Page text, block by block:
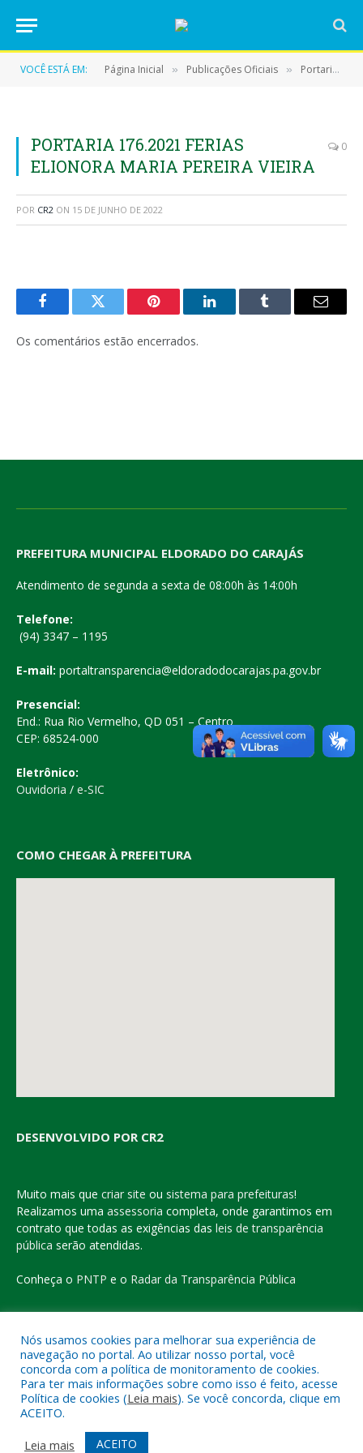
VOCÊ ESTÁ EM: Página Inicial » Publicações Oficiais » Portarias
PORTARIA 176.2021 FERIAS
ELIONORA MARIA PEREIRA VIEIRA
0
POR CR2 ON 15 DE JUNHO DE 2022
FacebookTwitter Pinterest LinkedInTumblr
E-
Os comentários estão encerrados.
PREFEITURA MUNICIPAL ELDORADO DO CARAJÁS
Atendimento de segunda a sexta de 08:00h às 14:00h
Telefone:
(94) 3347 – 1195
E-mail: portaltransparencia@eldoradodocarajas.pa.gov.br
Presencial:
End.: Rua Rio Vermelho, QD 051 – Centro
CEP: 68524-000
Eletrônico:
Ouvidoria / e-SIC
COMO CHEGAR À PREFEITURA
DESENVOLVIDO POR CR2
Muito mais que criar site ou sistema para prefeituras!
Realizamos uma assessoria completa, onde garantimos em
contrato que todas as exigências das leis de transparência
pública serão atendidas.
Conheça o PNTP e o Radar da Transparência Pública
Todos os direitos reservados a Prefeitura Municipal de Eldorado
do Carajás
Mapa do Site
Acessar o Webmail
Nós usamos cookies para melhorar sua experiência de
navegação no portal. Ao utilizar nosso portal, você
concorda com a política de monitoramento de cookies.
Para ter mais informações sobre como isso é feito, acesse
Política de cookies (Leia mais). Se você concorda, clique em
ACEITO.
Leia mais
ACEITO